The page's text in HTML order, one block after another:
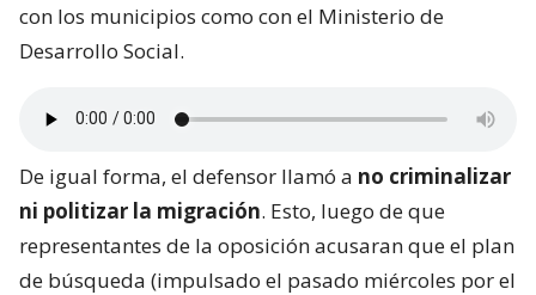
con los municipios como con el Ministerio de
Desarrollo Social.
De igual forma, el defensor llamó a no criminalizar
ni politizar la migración. Esto, luego de que
representantes de la oposición acusaran que el plan
de búsqueda (impulsado el pasado miércoles por el